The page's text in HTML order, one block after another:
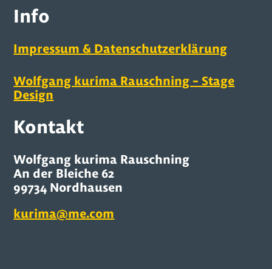
Info
Impressum & Datenschutzerklärung
Wolfgang kurima Rauschning – Stage
Design
Kontakt
Wolfgang kurima Rauschning
An der Bleiche 62
99734 Nordhausen
kurima@me.com